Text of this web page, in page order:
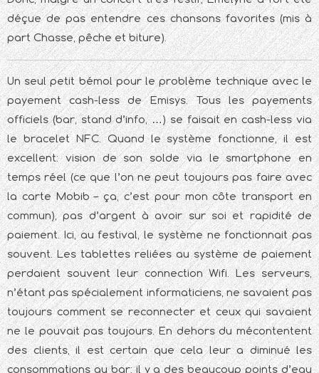
déçue de pas entendre ces chansons favorites (mis à
part Chasse, pêche et biture).
Un seul petit bémol pour le problème technique avec le
payement cash-less de Emisys. Tous les payements
officiels (bar, stand d’info, …) se faisait en cash-less via
le bracelet NFC. Quand le système fonctionne, il est
excellent: vision de son solde via le smartphone en
temps réel (ce que l’on ne peut toujours pas faire avec
la carte Mobib – ça, c’est pour mon côte transport en
commun), pas d’argent à avoir sur soi et rapidité de
paiement. Ici, au festival, le système ne fonctionnait pas
souvent. Les tablettes reliées au système de paiement
perdaient souvent leur connection Wifi. Les serveurs,
n’étant pas spécialement informaticiens, ne savaient pas
toujours comment se reconnecter et ceux qui savaient
ne le pouvait pas toujours. En dehors du mécontentent
des clients, il est certain que cela leur a diminué les
consommations au bar: il y a des beaucoup points d’eau